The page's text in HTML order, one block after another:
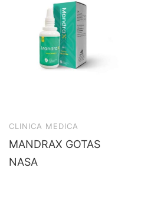
CLINICA MEDICA
MANDRAX GOTAS
NASA